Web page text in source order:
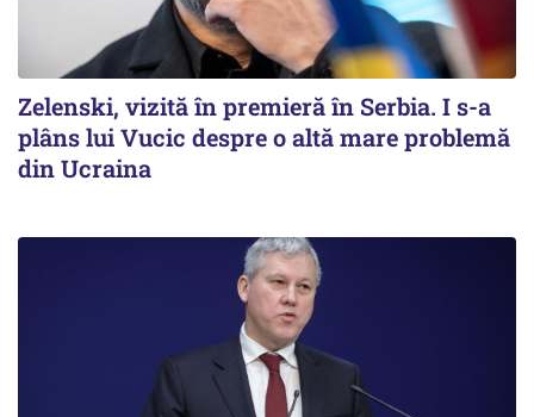
Zelenski, vizită în premieră în Serbia. I s-a
plâns lui Vucic despre o altă mare problemă
din Ucraina